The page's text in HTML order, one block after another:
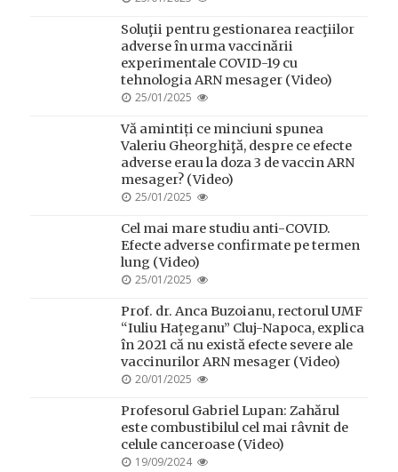
Soluţii pentru gestionarea reacţiilor
adverse în urma vaccinării
experimentale COVID-19 cu
tehnologia ARN mesager (Video)
POSTED
25/01/2025
Vă amintiți ce minciuni spunea
Valeriu Gheorghiţă, despre ce efecte
adverse erau la doza 3 de vaccin ARN
mesager? (Video)
POSTED
25/01/2025
Cel mai mare studiu anti-COVID.
Efecte adverse confirmate pe termen
lung (Video)
POSTED
25/01/2025
Prof. dr. Anca Buzoianu, rectorul UMF
“Iuliu Hațeganu” Cluj-Napoca, explica
în 2021 că nu există efecte severe ale
vaccinurilor ARN mesager (Video)
POSTED
20/01/2025
Profesorul Gabriel Lupan: Zahărul
este combustibilul cel mai râvnit de
celule canceroase (Video)
POSTED
19/09/2024